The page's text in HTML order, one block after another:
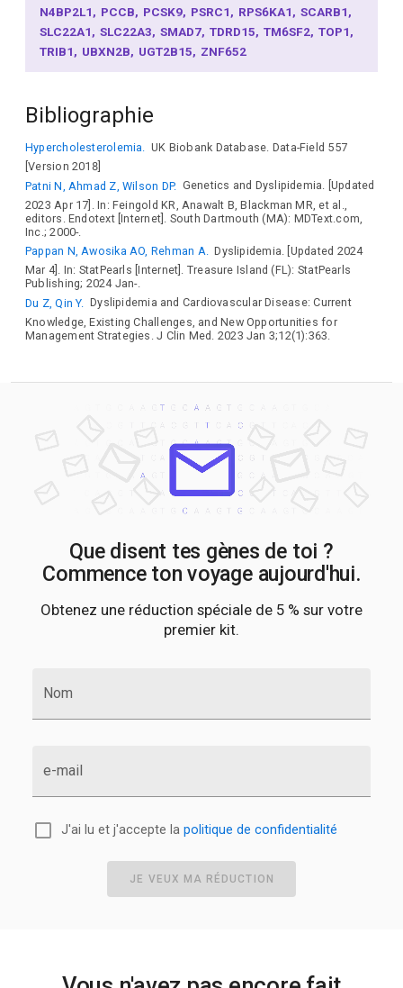
N4BP2L1 PCCB PCSK9 PSRC1 RPS6KA1 SCARB1
SLC22A1 SLC22A3 SMAD7 TDRD15 TM6SF2 TOP1
TRIB1 UBXN2B UGT2B15 ZNF652
Bibliographie
Hypercholesterolemia.
UK Biobank Database. Data-Field 557
[Version 2018]
Patni N, Ahmad Z, Wilson DP. Genetics and Dyslipidemia. [Updated
2023 Apr 17]. In: Feingold KR, Anawalt B, Blackman MR, et al.,
editors. Endotext [Internet]. South Dartmouth (MA): MDText.com,
Inc.; 2000-.
Pappan N, Awosika AO, Rehman A. Dyslipidemia. [Updated 2024
Mar 4]. In: StatPearls [Internet]. Treasure Island (FL): StatPearls
Publishing; 2024 Jan-.
Du Z, Qin Y.
Dyslipidemia and Cardiovascular Disease: Current
Knowledge, Existing Challenges, and New Opportunities for
Management Strategies. J Clin Med. 2023 Jan 3;12(1):363.
Que disent tes gènes de toi ?
Commence ton voyage aujourd'hui.
Obtenez une réduction spéciale de 5 % sur votre
premier kit.
Nom
e-mail
J'ai lu et j'accepte la politique de confidentialité
JE VEUX MA RÉDUCTION